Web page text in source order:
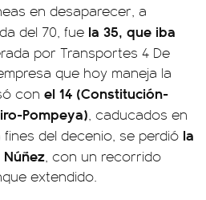
en desaparecer, a
del 70, fue la 35, que iba
por Transportes 4 De
que hoy maneja la
con el 14 (Constitución-
Pompeya), caducados en
fines del decenio, se perdió la
, con un recorrido
extendido.